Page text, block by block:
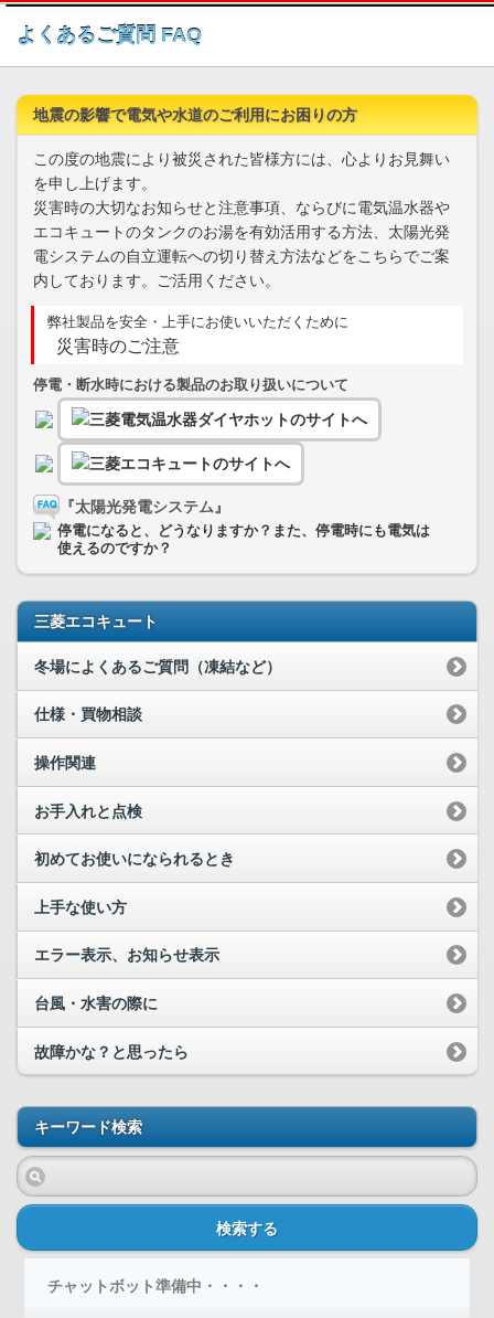
このページの本文へ
よくあるご質問 FAQ
地震の影響で電気や水道のご利用にお困りの方
この度の地震により被災された皆様方には、心よりお見舞い
を申し上げます。
災害時の大切なお知らせと注意事項、ならびに電気温水器や
エコキュートのタンクのお湯を有効活用する方法、太陽光発
電システムの自立運転への切り替え方法などをこちらでご案
内しております。ご活用ください。
弊社製品を安全・上手にお使いいただくために
災害時のご注意
停電・断水時における製品のお取り扱いについて
『太陽光発電システム』
停電になると、どうなりますか？また、停電時にも電気は
使えるのですか？
三菱エコキュート
冬場によくあるご質問（凍結など）
仕様・買物相談
操作関連
お手入れと点検
初めてお使いになられるとき
上手な使い方
エラー表示、お知らせ表示
台風・水害の際に
故障かな？と思ったら
キーワード検索
検索する
チャットボット準備中・・・・